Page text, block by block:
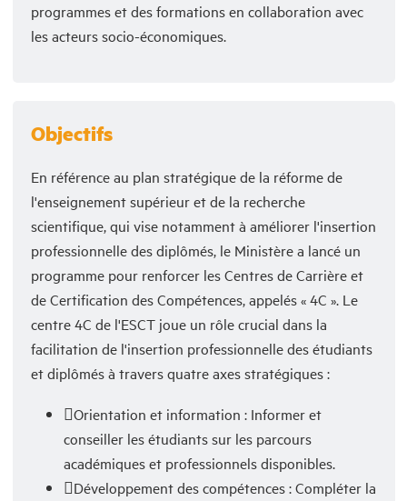
programmes et des formations en collaboration avec
les acteurs socio-économiques.
Objectifs
En référence au plan stratégique de la réforme de
l'enseignement supérieur et de la recherche
scientifique, qui vise notamment à améliorer l'insertion
professionnelle des diplômés, le Ministère a lancé un
programme pour renforcer les Centres de Carrière et
de Certification des Compétences, appelés « 4C ». Le
centre 4C de l'ESCT joue un rôle crucial dans la
facilitation de l'insertion professionnelle des étudiants
et diplômés à travers quatre axes stratégiques :
Orientation et information : Informer et
conseiller les étudiants sur les parcours
académiques et professionnels disponibles.
Développement des compétences : Compléter la